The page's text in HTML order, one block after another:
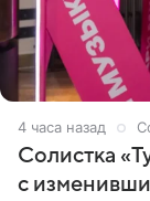
4 часа назад
Солистка
с